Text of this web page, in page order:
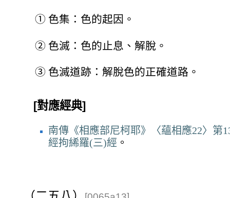
① 色集：色的起因。
② 色滅：色的止息、解脫。
③ 色滅道跡：解脫色的正確道路。
[對應經典]
南傳《相應部尼柯耶》〈蘊相應22〉第
經拘絺羅(三)經 。